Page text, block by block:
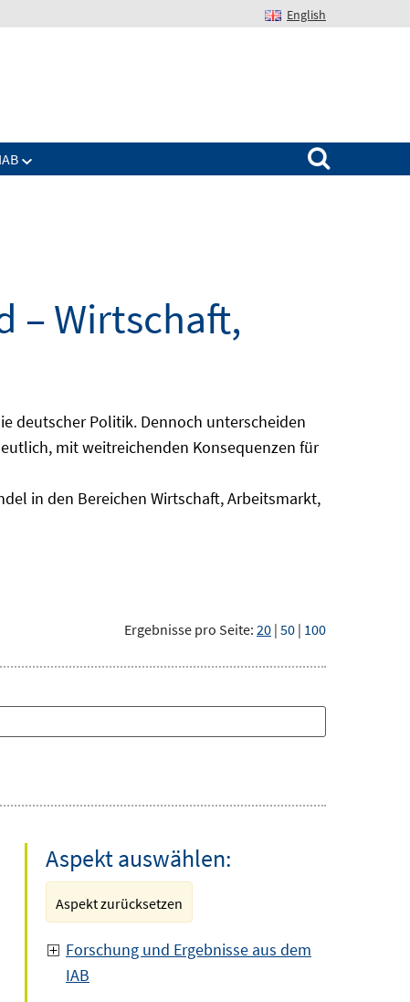
English
Suchen nach:
– Wirtschaft,
deutscher Politik. Dennoch unterscheiden
mit weitreichenden Konsequenzen für
in den Bereichen Wirtschaft, Arbeitsmarkt,
Ergebnisse pro Seite: 20 | 50 | 100
Aspekt auswählen:
Aspekt zurücksetzen
Forschung und Ergebnisse aus dem
IAB